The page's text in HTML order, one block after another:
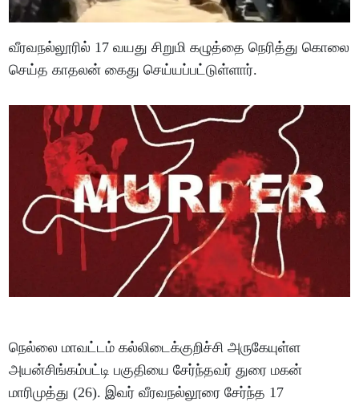
வீரவநல்லூரில் 17 வயது சிறுமி கழுத்தை நெரித்து கொலை
செய்த காதலன் கைது செய்யப்பட்டுள்ளார்.
நெல்லை மாவட்டம் கல்லிடைக்குறிச்சி அருகேயுள்ள
அயன்சிங்கம்பட்டி பகுதியை சேர்ந்தவர் துரை மகன்
மாரிமுத்து (26). இவர் வீரவநல்லூரை சேர்ந்த 17